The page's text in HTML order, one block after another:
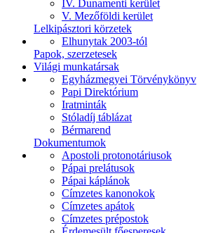
IV. Dunamenti kerület
V. Mezőföldi kerület
Lelkipásztori körzetek
Elhunytak 2003-tól
Papok, szerzetesek
Világi munkatársak
Egyházmegyei Törvénykönyv
Papi Direktórium
Iratminták
Stóladíj táblázat
Bérmarend
Dokumentumok
Apostoli protonotáriusok
Pápai prelátusok
Pápai káplánok
Címzetes kanonokok
Címzetes apátok
Címzetes prépostok